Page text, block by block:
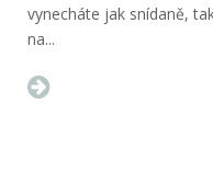
vynecháte jak snídaně,
na...